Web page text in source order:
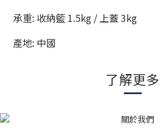
承重: 收納籃 1.5kg / 上蓋 3kg
產地: 中國
了解更多